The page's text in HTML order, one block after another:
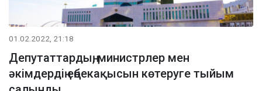
01.02.2022, 21:18
Депутаттардың, министрлер мен
әкімдердің еңбекақысын көтеруге тыйым